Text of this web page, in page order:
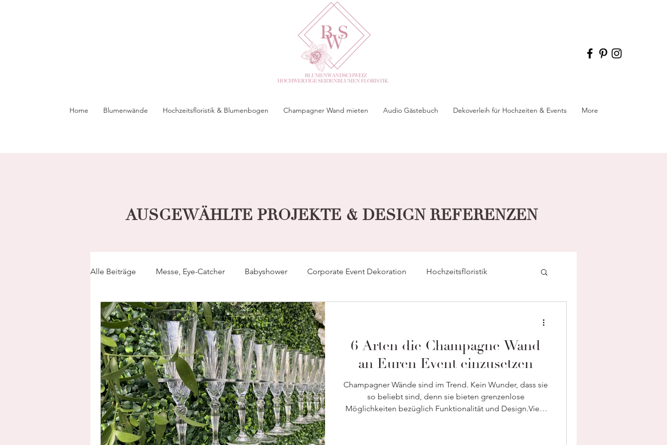
Home Blumenwände Hochzeitsfloristik & Blumenbogen Champagner Wand mieten Audio Gästebuch Dekoverleih für Hochzeiten & Events More
AUSGEWÄHLTE PROJEKTE & DESIGN REFERENZEN
Alle Beiträge Messe, Eye-Catcher Babyshower Corporate Event Dekoration Hochzeitsfloristik
Weihnachtsdekoration
6 Arten die Champagne Wand
an Euren Event einzusetzen
Champagner Wände sind im Trend. Kein Wunder, dass sie
so beliebt sind, denn sie bieten grenzenlose
Möglichkeiten bezüglich Funktionalität und Design.Viele